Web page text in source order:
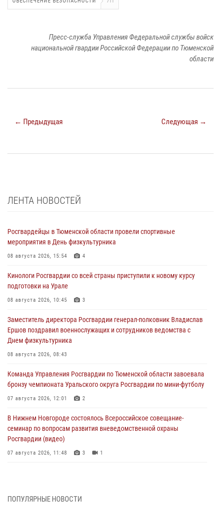
Пресс-служба Управления Федеральной службы войск
национальной гвардии Российской Федерации по Тюменской
области
← Предыдущая Следующая →
ЛЕНТА НОВОСТЕЙ
Росгвардейцы в Тюменской области провели спортивные
мероприятия в День физкультурника
08 августа 2026, 15:54 4
Кинологи Росгвардии со всей страны приступили к новому курсу
подготовки на Урале
08 августа 2026, 10:45 3
Заместитель директора Росгвардии генерал-полковник Владислав
Ершов поздравил военнослужащих и сотрудников ведомства с
Днем физкультурника
08 августа 2026, 08:43
Команда Управления Росгвардии по Тюменской области завоевала
бронзу чемпионата Уральского округа Росгвардии по мини-футболу
07 августа 2026, 12:01 2
В Нижнем Новгороде состоялось Всероссийское совещание-
семинар по вопросам развития вневедомственной охраны
Росгвардии (видео)
07 августа 2026, 11:48 3 1
07 августа 2026, 10:57 5
ПОПУЛЯРНЫЕ НОВОСТИ